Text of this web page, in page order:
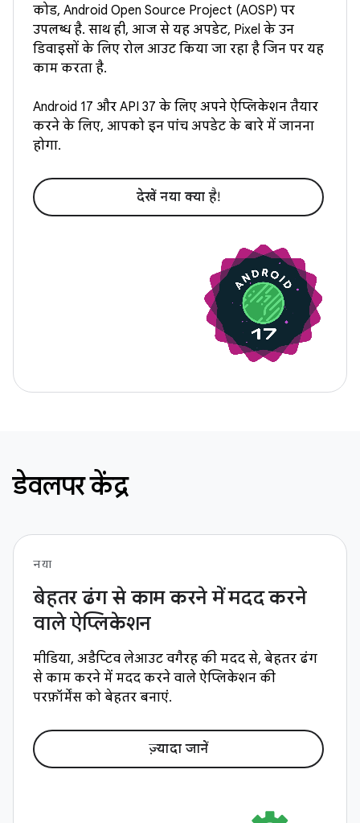
कोड, Android Open Source Project (AOSP) पर
उपलब्ध है. साथ ही, आज से यह अपडेट, Pixel के उन
डिवाइसों के लिए रोल आउट किया जा रहा है जिन पर यह
काम करता है.
Android 17 और API 37 के लिए अपने ऐप्लिकेशन तैयार
करने के लिए, आपको इन पांच अपडेट के बारे में जानना
होगा.
देखें नया क्‍या है!
डेवलपर केंद्र
नया
बेहतर ढंग से काम करने में मदद करने
वाले ऐप्लिकेशन
मीडिया, अडैप्टिव लेआउट वगैरह की मदद से, बेहतर ढंग
से काम करने में मदद करने वाले ऐप्लिकेशन की
परफ़ॉर्मेंस को बेहतर बनाएं.
ज़्यादा जानें